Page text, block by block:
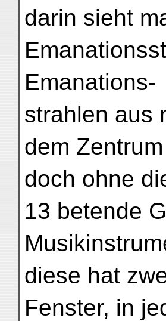
darin sieht
Emanations-
strahlen aus
dem
doch ohne
13 betende
diese hat
Fenster, in